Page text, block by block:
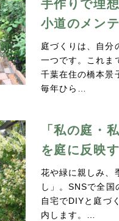
手作りで理
小道のメン
庭づくりは、自分
一つです。これま
千葉在住の橋本景
毎年ひら…
「私の庭・
を庭に反映
花や緑に親しみ、
し」。SNSで全
自宅でDIYと庭づ
内します。…